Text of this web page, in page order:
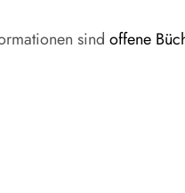
sind offene